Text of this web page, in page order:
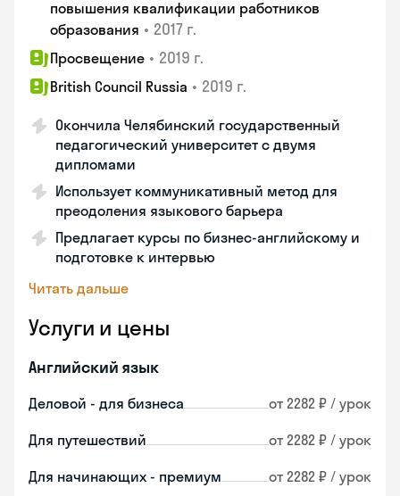
повышения квалификации работников
образования • 2017 г.
Просвещение • 2019 г.
British Council Russia • 2019 г.
Окончила Челябинский государственный
педагогический университет с двумя
дипломами
Использует коммуникативный метод для
преодоления языкового барьера
Предлагает курсы по бизнес-английскому и
подготовке к интервью
Читать дальше
Услуги и цены
Английский язык
Деловой - для бизнеса от 2282 ₽ / урок
Для путешествий от 2282 ₽ / урок
Для начинающих - премиум от 2282 ₽ / урок